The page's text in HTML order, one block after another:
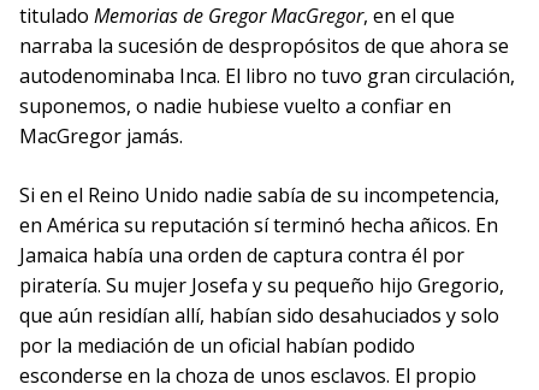
titulado Memorias de Gregor MacGregor, en el que
narraba la sucesión de despropósitos de que ahora se
autodenominaba Inca. El libro no tuvo gran circulación,
suponemos, o nadie hubiese vuelto a confiar en
MacGregor jamás.
Si en el Reino Unido nadie sabía de su incompetencia,
en América su reputación sí terminó hecha añicos. En
Jamaica había una orden de captura contra él por
piratería. Su mujer Josefa y su pequeño hijo Gregorio,
que aún residían allí, habían sido desahuciados y solo
por la mediación de un oficial habían podido
esconderse en la choza de unos esclavos. El propio